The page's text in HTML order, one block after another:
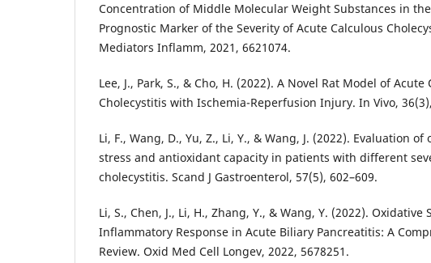
Concentration of Middle Molecular Weight Substances in
Prognostic Marker of the Severity of Acute Calculous
Mediators Inflamm, 2021, 6621074.
Lee, J., Park, S., & Cho, H. (2022). A Novel Rat Model of
Cholecystitis with Ischemia-Reperfusion Injury. In Vivo,
Li, F., Wang, D., Yu, Z., Li, Y., & Wang, J. (2022). Evaluation of
stress and antioxidant capacity in patients with different
cholecystitis. Scand J Gastroenterol, 57(5), 602–609.
Li, S., Chen, J., Li, H., Zhang, Y., & Wang, Y. (2022). Oxidative
Inflammatory Response in Acute Biliary Pancreatitis: A
Review. Oxid Med Cell Longev, 2022, 5678251.